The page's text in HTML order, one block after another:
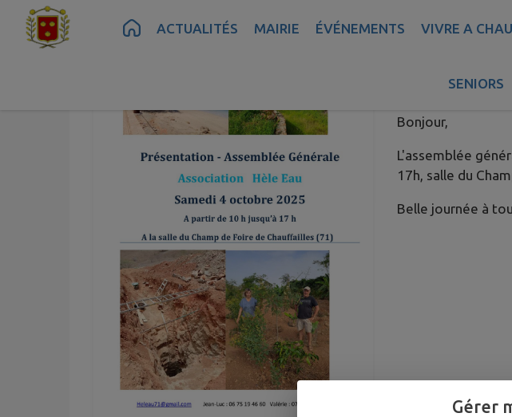
Contenu Menu Recherche Pied de page
ACTUALITÉS MAIRIE ÉVÉNEMENTS VIVRE A
SENIORS
Publié le vendredi
Bonjour,
L'assemblée
17h, salle du
Belle journée à
Gérer